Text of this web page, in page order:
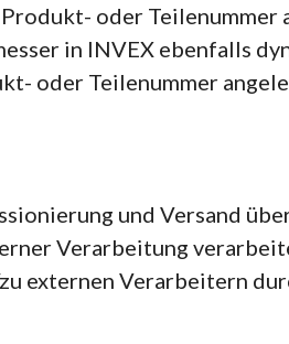
oder
in INVEX ebenfalls
oder Teilenummer
und Versand
Verarbeitung
externen Verarbeitern